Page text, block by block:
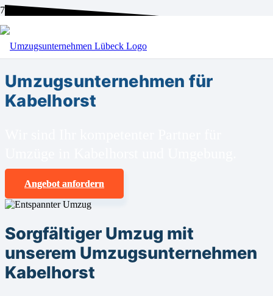
BEI UNS SIND SIE RICHTIG!
Umzugsunternehmen für
Kabelhorst
Angebot anfordern
Sorgfältiger Umzug mit
unserem Umzugsunternehmen
Kabelhorst